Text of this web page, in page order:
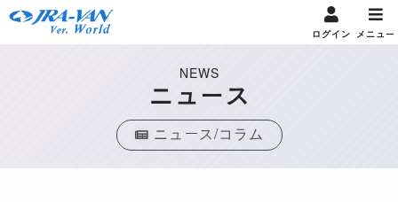
ログイン メニュー
NEWS
ニュース
ニュース/コラム